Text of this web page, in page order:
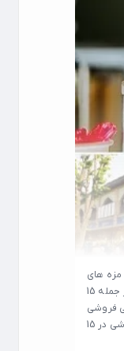
مزه های
جدید مراجعه می کنند. این افراد تمایل دارند تا بهترین بستنی و دسر های هر شهری از جمله 15
فروشی
های 15 خرداد می گردید ادامه ی این مطلب را از دست ندهید چرا که بهترین بستنی فروشی در 15